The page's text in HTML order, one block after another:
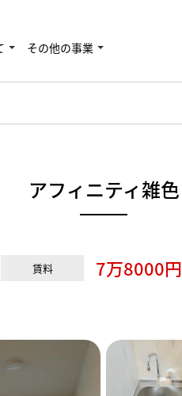
その他の事業
アフィニティ雑色
賃料 7万8000円